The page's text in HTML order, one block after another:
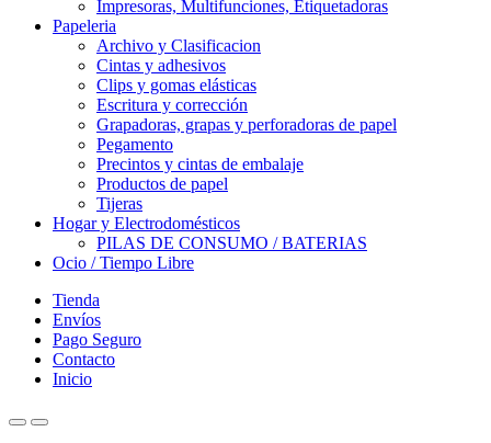
Impresoras, Multifunciones, Etiquetadoras
Papeleria
Archivo y Clasificacion
Cintas y adhesivos
Clips y gomas elásticas
Escritura y corrección
Grapadoras, grapas y perforadoras de papel
Pegamento
Precintos y cintas de embalaje
Productos de papel
Tijeras
Hogar y Electrodomésticos
PILAS DE CONSUMO / BATERIAS
Ocio / Tiempo Libre
Tienda
Envíos
Pago Seguro
Contacto
Inicio